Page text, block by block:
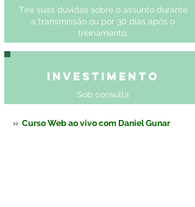
Tire suas dúvidas sobre o assunto durante
a transmissão ou por 30 dias após o
treinamento.
Investimento
Sob consulta
» Curso Web ao vivo com Daniel Gunar